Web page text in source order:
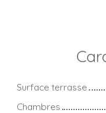
Surface terrasse
Chambres